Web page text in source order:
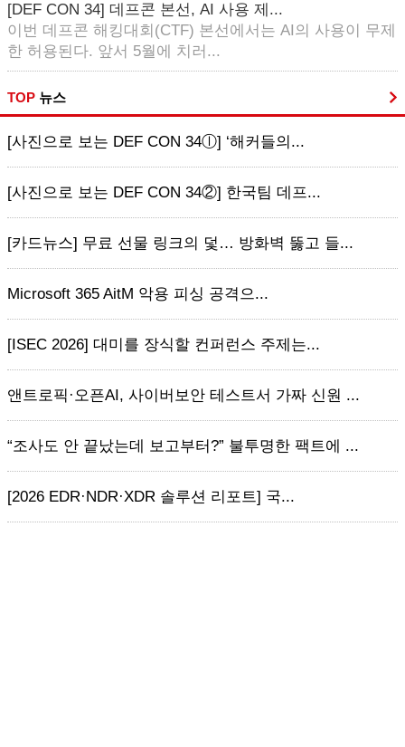
[DEF CON 34] 데프콘 본선, AI 사용 제...
이번 데프콘 해킹대회(CTF) 본선에서는 AI의 사용이 무제
한 허용된다. 앞서 5월에 치러...
TOP 뉴스
[사진으로 보는 DEF CON 34ⓛ] ‘해커들의...
[사진으로 보는 DEF CON 34②] 한국팀 데프...
[카드뉴스] 무료 선물 링크의 덫… 방화벽 뚫고 들...
Microsoft 365 AitM 악용 피싱 공격으...
[ISEC 2026] 대미를 장식할 컨퍼런스 주제는...
앤트로픽·오픈AI, 사이버보안 테스트서 가짜 신원 ...
“조사도 안 끝났는데 보고부터?” 불투명한 팩트에 ...
[2026 EDR·NDR·XDR 솔루션 리포트] 국...